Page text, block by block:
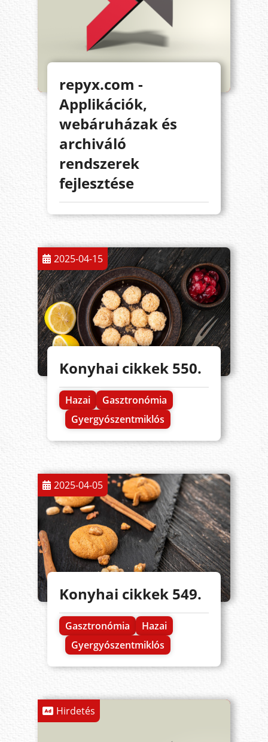
repyx.com -
Applikációk,
webáruházak és
archiváló
rendszerek
fejlesztése
2025-04-15
Konyhai cikkek 550.
Hazai
Gasztronómia
Gyergyószentmiklós
2025-04-05
Konyhai cikkek 549.
Gasztronómia
Hazai
Gyergyószentmiklós
Hirdetés